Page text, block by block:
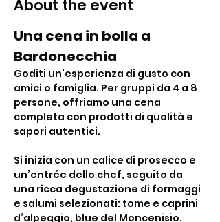
About the event
Una cena in bolla a
Bardonecchia
Goditi un’esperienza di gusto con
amici o famiglia. Per gruppi da 4 a 8
persone, offriamo una cena
completa con prodotti di qualità e
sapori autentici.
Si inizia con un calice di prosecco e
un’entrée dello chef, seguito da
una ricca degustazione di formaggi
e salumi selezionati: tome e caprini
d’alpeggio, blue del Moncenisio,